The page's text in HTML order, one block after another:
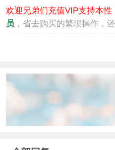
欢迎兄弟们充值VIP支持本性
员 ，省去购买的繁琐操作，